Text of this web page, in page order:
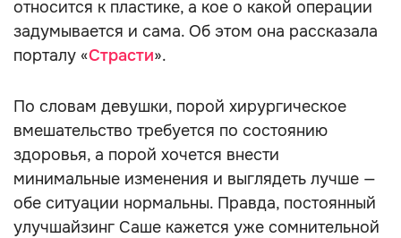
относится к пластике, а кое о какой операции
задумывается и сама. Об этом она рассказала
порталу «Страсти».
По словам девушки, порой хирургическое
вмешательство требуется по состоянию
здоровья, а порой хочется внести
минимальные изменения и выглядеть лучше —
обе ситуации нормальны. Правда, постоянный
улучшайзинг Саше кажется уже сомнительной